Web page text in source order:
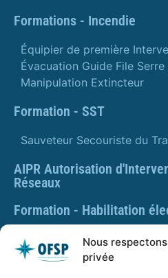
Nous
privée
Formations - Incendie
Équipier de première
Évacuation Guide File Serre
Manipulation Extincteur
Formation - SST
Sauveteur Secouriste du
AIPR Autorisation
Réseaux
Formation - Habilitation
Formation - Gestes et
Formation Gestes et